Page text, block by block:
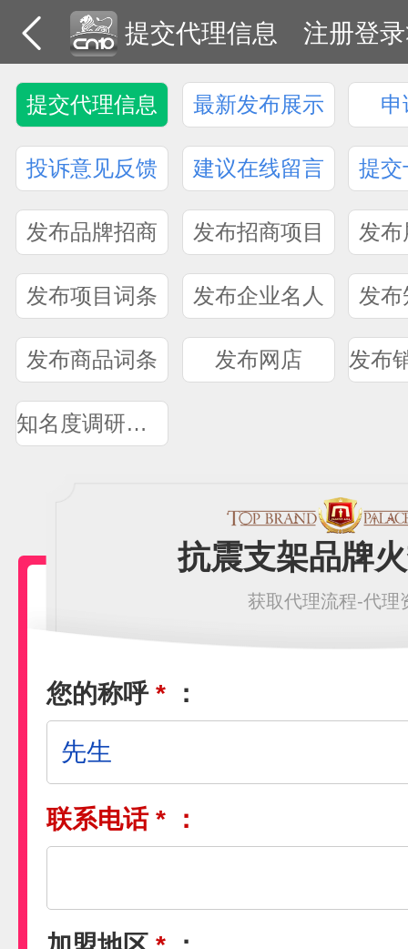
提交代理信息 注册登
提交代理信息 最新发布展示 申
投诉意见反馈 建议在线留言 提交
发布品牌招商 发布招商项目 发
发布项目词条 发布企业名人 发
发布商品词条 发布网店
知名度调研问卷
抗震支架品牌
获取代理流程-代理
您的称呼 * ：
联系电话 * ：